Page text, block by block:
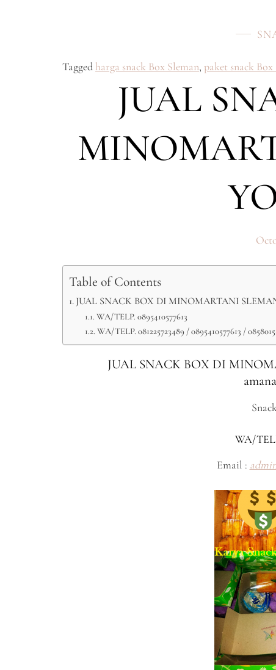
Tagged harga snack Box Sleman, paket snack Box
JUAL
Table of Contents
JUAL SNACK BOX DI MINOMARTANI
WA/TELP. 0895410577613
WA/TELP. 081225723489 / 0895410577613 /
JUAL SNACK BOX DI
WA/
Email :